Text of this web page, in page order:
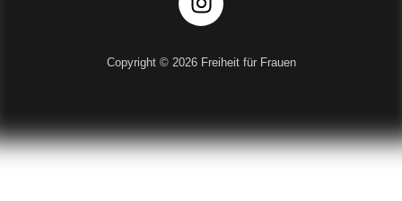
Copyright © 2026 Freiheit für Frauen